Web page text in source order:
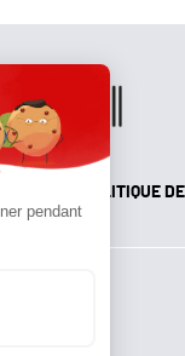
POLITIQUE